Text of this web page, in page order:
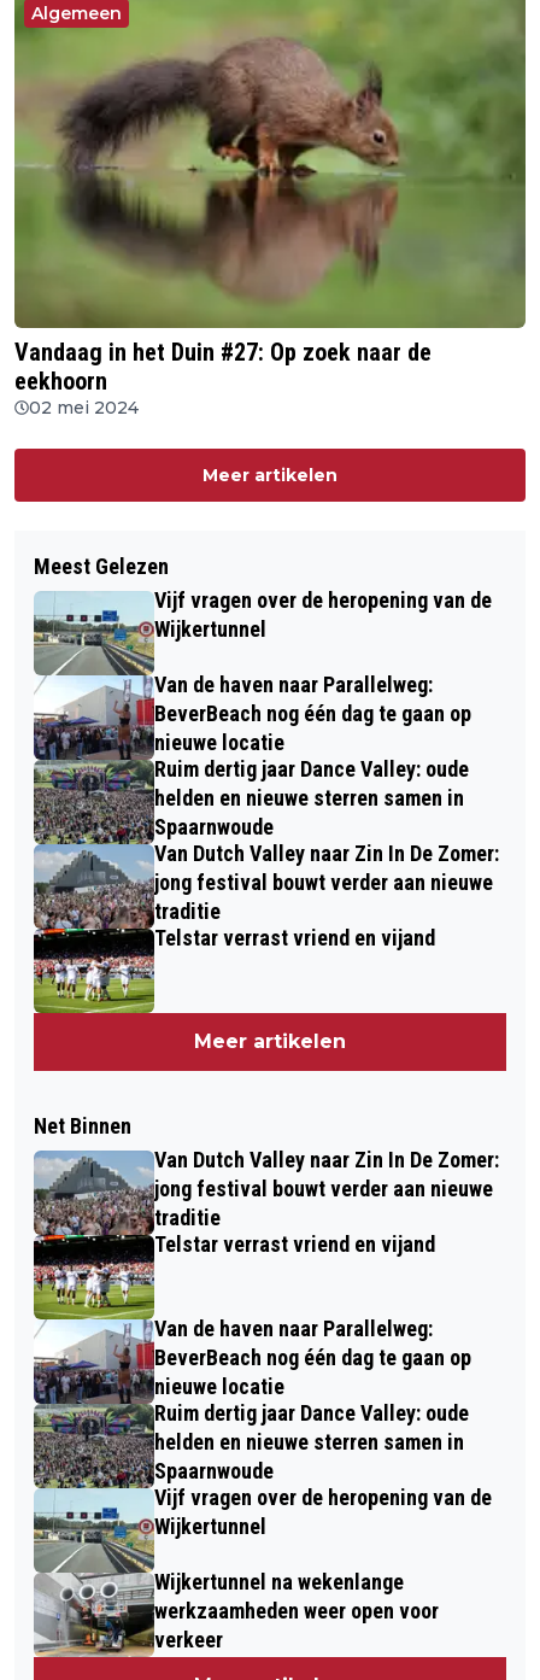
Algemeen
Vandaag in het Duin #27: Op zoek naar de
eekhoorn
02 mei 2024
Meer artikelen
Meest Gelezen
Vijf vragen over de heropening van de
Wijkertunnel
Van de haven naar Parallelweg:
BeverBeach nog één dag te gaan op
nieuwe locatie
Ruim dertig jaar Dance Valley: oude
helden en nieuwe sterren samen in
Spaarnwoude
Van Dutch Valley naar Zin In De Zomer:
jong festival bouwt verder aan nieuwe
traditie
Telstar verrast vriend en vijand
Meer artikelen
Net Binnen
Van Dutch Valley naar Zin In De Zomer:
jong festival bouwt verder aan nieuwe
traditie
Telstar verrast vriend en vijand
Van de haven naar Parallelweg:
BeverBeach nog één dag te gaan op
nieuwe locatie
Ruim dertig jaar Dance Valley: oude
helden en nieuwe sterren samen in
Spaarnwoude
Vijf vragen over de heropening van de
Wijkertunnel
Wijkertunnel na wekenlange
werkzaamheden weer open voor
verkeer